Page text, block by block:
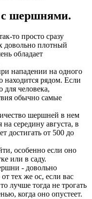
с шершнями.
то просто сразу
довольно плотный
обладает
нападении на одного
находится рядом. Если
для человека,
обычно самые
шершней в нем
середину августа, в
достигать от 500 до
особенно если оно
или в саду.
- довольно
тех же ос, если вас
лучше тогда не трогать
когда оно опустеет.